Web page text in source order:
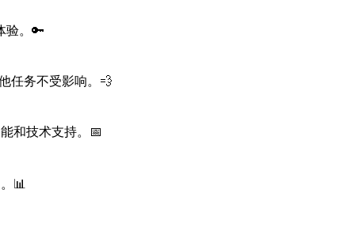
验。🔑
任务不受影响。💨
和技术支持。📅
📊